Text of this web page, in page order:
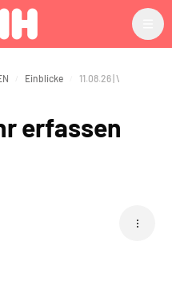
Einblicke 11.08.26 | Verkehr
erfassen